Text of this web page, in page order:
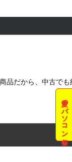
夏のパソコン祭
品だから、中古で